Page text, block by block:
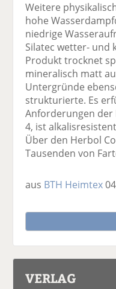
Weitere
hohe
niedrige
Silatec wetter- und
Produkt trocknet
mineralisch matt
Untergründe
strukturierte. Es
Anforderungen der
4, ist
Über den Herbol
Tausenden von
aus BTH Heimtex
VERLAG